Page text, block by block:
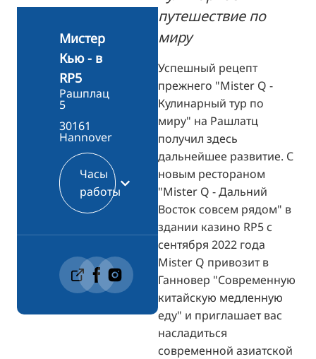
путешествие по
миру
Успешный рецепт
прежнего "Mister Q -
Кулинарный тур по
миру" на Рашлатц
получил здесь
дальнейшее развитие. С
новым рестораном
"Mister Q - Дальний
Восток совсем рядом" в
здании казино RP5 с
сентября 2022 года
Mister Q привозит в
Ганновер "Современную
китайскую медленную
еду" и приглашает вас
насладиться
современной азиатской
Мистер
Кью - в
RP5
Рашплац
5
30161
Hannover
Часы
работы